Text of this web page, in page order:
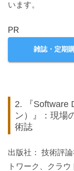
います。
PR
雑誌・定期
2. 『Software
ン）』：現場
術誌
出版社： 技術評
トワーク、クラ